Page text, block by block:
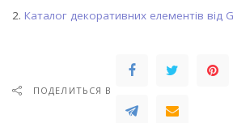
Каталог декоративних елементів від
ПОДЕЛИТЬСЯ В